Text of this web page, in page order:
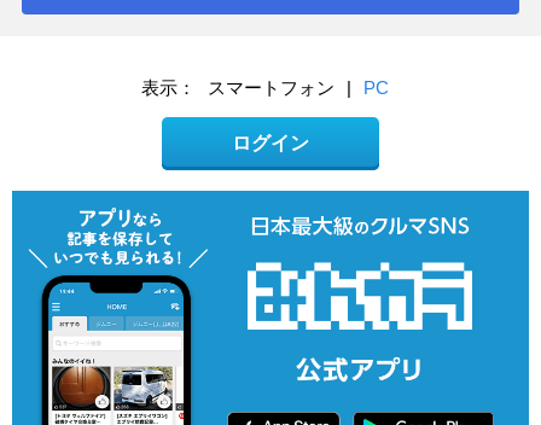
表示： スマートフォン PC
ログイン